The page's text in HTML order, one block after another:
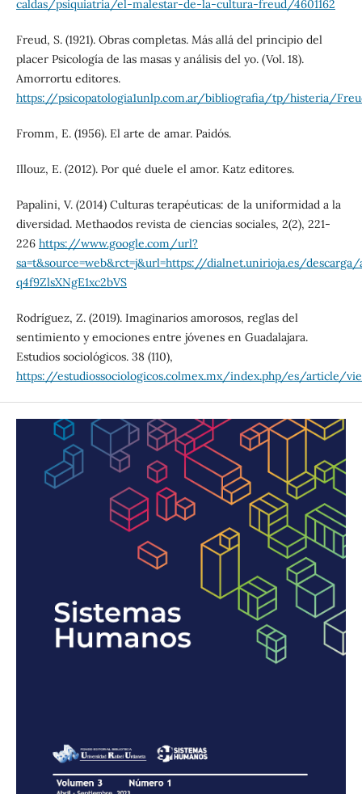
caldas/psiquiatria/el-malestar-de-la-cultura-freud/4601162
Freud, S. (1921). Obras completas. Más allá del principio del
placer Psicología de las masas y análisis del yo. (Vol. 18).
Amorrortu editores.
https://psicopatologia1unlp.com.ar/bibliografia/tp/histeria/
Fromm, E. (1956). El arte de amar. Paidós.
Illouz, E. (2012). Por qué duele el amor. Katz editores.
Papalini, V. (2014) Culturas terapéuticas: de la uniformidad a la
diversidad. Methaodos revista de ciencias sociales, 2(2), 221-
226 https://www.google.com/url?
sa=t&source=web&rct=j&url=https://dialnet.unirioja.es/descarga/
q4f9ZlsXNgE1xc2bVS
Rodríguez, Z. (2019). Imaginarios amorosos, reglas del
sentimiento y emociones entre jóvenes en Guadalajara.
Estudios sociológicos. 38 (110),
https://estudiossociologicos.colmex.mx/index.php/es/article/